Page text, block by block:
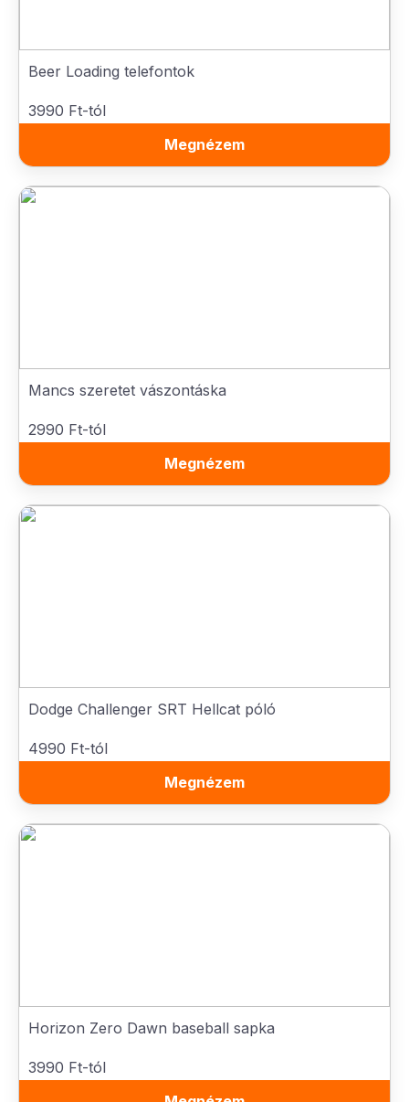
Beer Loading telefontok
3990 Ft-tól
Megnézem
Mancs szeretet vászontáska
2990 Ft-tól
Megnézem
Dodge Challenger SRT Hellcat póló
4990 Ft-tól
Megnézem
Horizon Zero Dawn baseball sapka
3990 Ft-tól